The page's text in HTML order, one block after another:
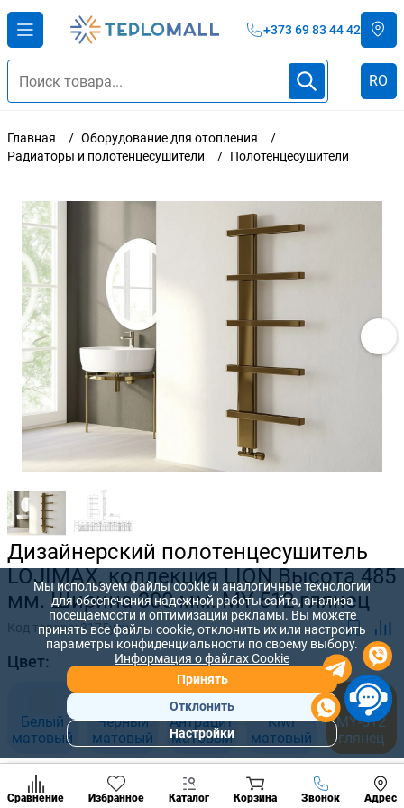
+373 69 83 44 42
RO
Главная
Оборудование для отопления
Радиаторы и полотенцесушители
Полотенцесушители
Дизайнерский полотенцесушитель
LOJIMAX, коллекция LION Высота 485
мм. Ширина 300 мм. MY-512 глянец
Код товара:3175ymy
Цвет:
Белый
матовый
Черный
матовый
Антрацит
матовый
Kiwi
матовый
MY-512
глянец
Размер, мм:
Сравнение Избранное Каталог Корзина Звонок Адрес
Позвонить
разделы
Мы используем файлы cookie и аналогичные технологии
для обеспечения надежной работы сайта, анализа
посещаемости и оптимизации рекламы. Вы можете
принять все файлы cookie, отклонить их или настроить
параметры конфиденциальности по своему выбору.
Информация о файлах Cookie
Принять
Отклонить
Настройки